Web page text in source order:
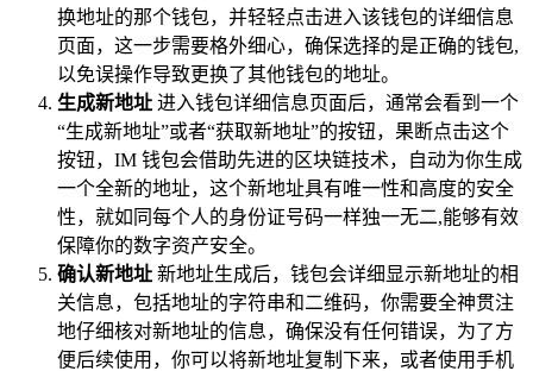
换地址的那个钱包，并轻轻点击进入该钱包的详细信息
页面，这一步需要格外细心，确保选择的是正确的钱包,
以免误操作导致更换了其他钱包的地址。
生成新地址 进入钱包详细信息页面后，通常会看到一个
“生成新地址”或者“获取新地址”的按钮，果断点击这个
按钮，IM 钱包会借助先进的区块链技术，自动为你生成
一个全新的地址，这个新地址具有唯一性和高度的安全
性，就如同每个人的身份证号码一样独一无二,能够有效
保障你的数字资产安全。
确认新地址 新地址生成后，钱包会详细显示新地址的相
关信息，包括地址的字符串和二维码，你需要全神贯注
地仔细核对新地址的信息，确保没有任何错误，为了方
便后续使用，你可以将新地址复制下来，或者使用手机